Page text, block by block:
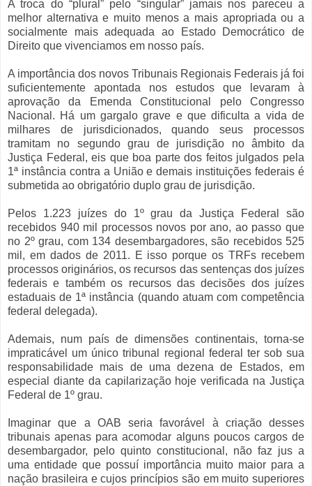
A troca do “plural” pelo “singular” jamais nos pareceu a
melhor alternativa e muito menos a mais apropriada ou a
socialmente mais adequada ao Estado Democrático de
Direito que vivenciamos em nosso país.
A importância dos novos Tribunais Regionais Federais já foi
suficientemente apontada nos estudos que levaram à
aprovação da Emenda Constitucional pelo Congresso
Nacional. Há um gargalo grave e que dificulta a vida de
milhares de jurisdicionados, quando seus processos
tramitam no segundo grau de jurisdição no âmbito da
Justiça Federal, eis que boa parte dos feitos julgados pela
1ª instância contra a União e demais instituições federais é
submetida ao obrigatório duplo grau de jurisdição.
Pelos 1.223 juízes do 1º grau da Justiça Federal são
recebidos 940 mil processos novos por ano, ao passo que
no 2º grau, com 134 desembargadores, são recebidos 525
mil, em dados de 2011. E isso porque os TRFs recebem
processos originários, os recursos das sentenças dos juízes
federais e também os recursos das decisões dos juízes
estaduais de 1ª instância (quando atuam com competência
federal delegada).
Ademais, num país de dimensões continentais, torna-se
impraticável um único tribunal regional federal ter sob sua
responsabilidade mais de uma dezena de Estados, em
especial diante da capilarização hoje verificada na Justiça
Federal de 1º grau.
Imaginar que a OAB seria favorável à criação desses
tribunais apenas para acomodar alguns poucos cargos de
desembargador, pelo quinto constitucional, não faz jus a
uma entidade que possuí importância muito maior para a
nação brasileira e cujos princípios são em muito superiores